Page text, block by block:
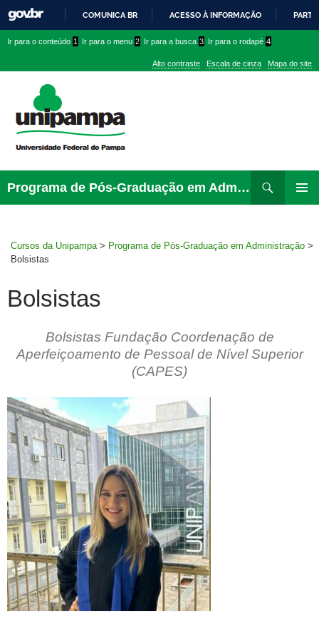
PARA
CONTEÚDO
COMUNICA BR ACESSO À INFORMAÇÃO
conteúdo
menu
superior
menu
Ir para o conteúdo 1 Ir para o menu 2 Ir para a busca 3 Ir para o rodapé 4
Alto contraste Escala de cinza Mapa do site
Programa de Pós-Graduação em Administração
para
Cursos da Unipampa > Programa de Pós-Graduação em Administração >
Bolsistas
Bolsistas
Bolsistas Fundação Coordenação de
Aperfeiçoamento de Pessoal de Nível Superior
(CAPES)